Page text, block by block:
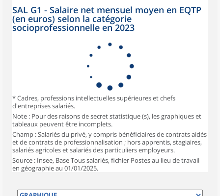
SAL G1 - Salaire net mensuel moyen en EQTP
(en euros) selon la catégorie
socioprofessionnelle en 2023
* Cadres, professions intellectuelles supérieures et chefs
d'entreprises salariés.
Note : Pour des raisons de secret statistique (s), les graphiques et
tableaux peuvent être incomplets.
Champ : Salariés du privé, y compris bénéficiaires de contrats aidés
et de contrats de professionnalisation ; hors apprentis, stagiaires,
salariés agricoles et salariés des particuliers employeurs.
Source : Insee, Base Tous salariés, fichier Postes au lieu de travail
en géographie au 01/01/2025.